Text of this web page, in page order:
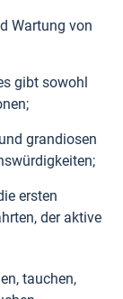
Wartung von
gibt sowohl
grandiosen
ersten
der aktive
tauchen,